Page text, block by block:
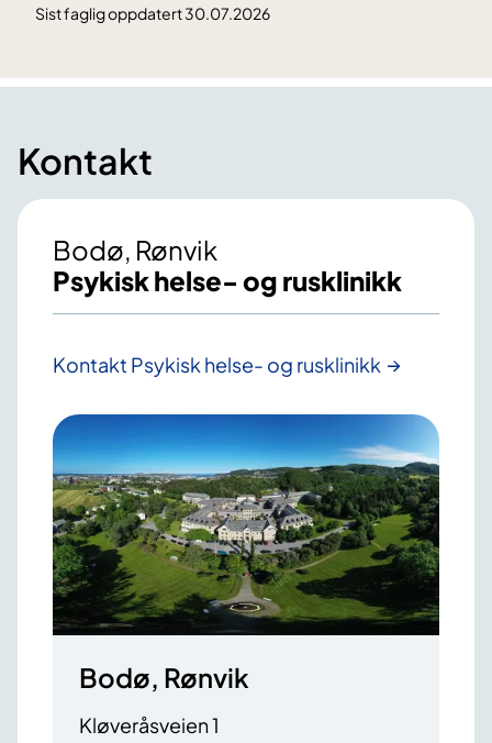
Sist faglig oppdatert 30.07.2026
Kontakt
Bodø, Rønvik
Psykisk helse- og rusklinikk
Kontakt Psykisk helse- og rusklinikk
Bodø, Rønvik
Kløveråsveien 1